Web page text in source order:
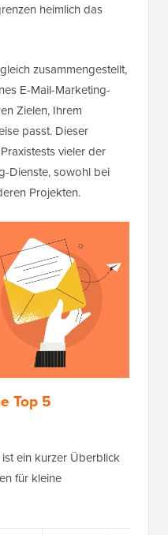
heimlich das
zusammengestellt,
E-Mail-Marketing-
Zielen, Ihrem
passt. Dieser
vieler der
Dienste, sowohl bei
Projekten.
Top 5
ein kurzer Überblick
für kleine